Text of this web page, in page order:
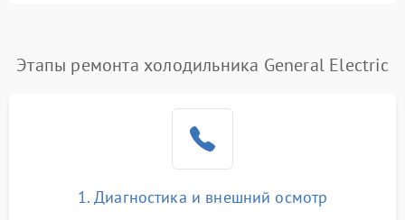
Поломка системы No Frost 2600 ₽ Подробнее →
Этапы ремонта холодильника General Electric
1. Диагностика и внешний осмотр